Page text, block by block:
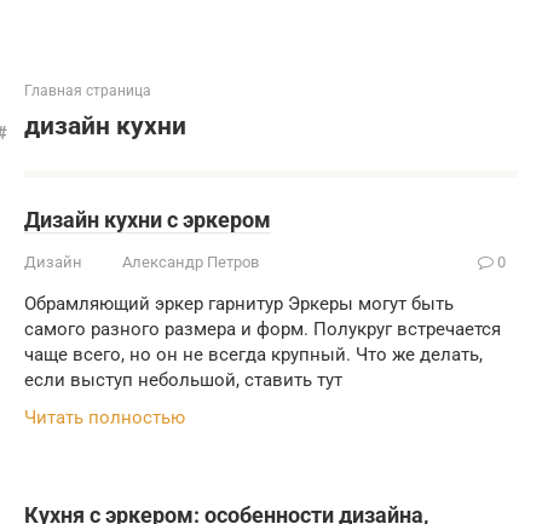
Главная страница
дизайн кухни
Дизайн кухни с эркером
Дизайн Александр Петров 0
Обрамляющий эркер гарнитур Эркеры могут быть
самого разного размера и форм. Полукруг встречается
чаще всего, но он не всегда крупный. Что же делать,
если выступ небольшой, ставить тут
Читать полностью
Кухня с эркером: особенности дизайна,